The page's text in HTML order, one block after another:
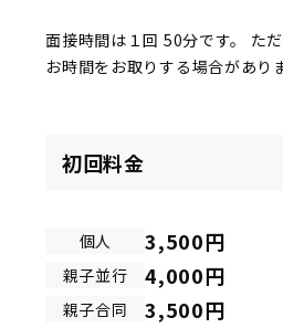
面接時間は１回 50分です。 た
お時間をお取りする場合がありま
初回料金
個人 3,500円
親子並行 4,000円
親子合同 3,500円